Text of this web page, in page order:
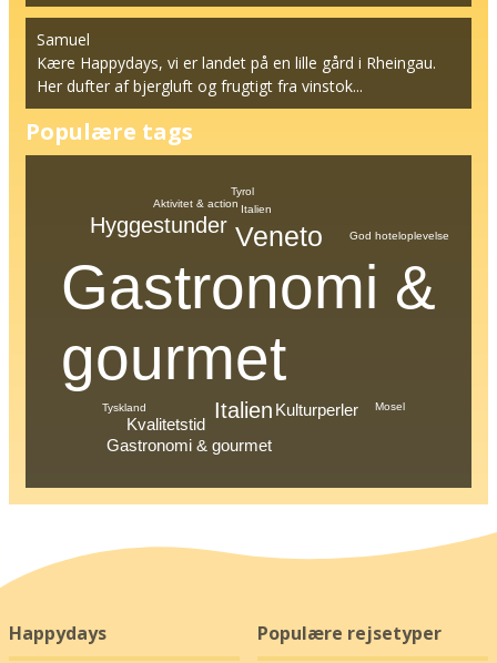
Samuel
Kære Happydays, vi er landet på en lille gård i Rheingau.
Her dufter af bjergluft og frugtigt fra vinstok...
Populære tags
Gastronomi &
gourmet
Veneto
Italien
Hyggestunder
Gastronomi & gourmet
Kvalitetstid
Kulturperler
Aktivitet & action
God hoteloplevelse
Tyskland
Italien
Tyrol
Mosel
Happydays Populære rejsetyper